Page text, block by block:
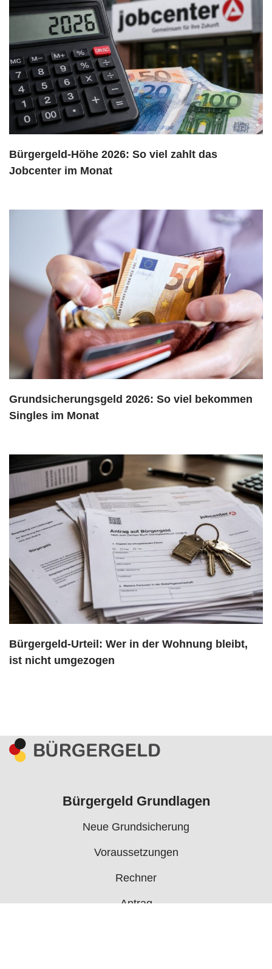
Bürgergeld-Höhe 2026: So viel zahlt das
Jobcenter im Monat
Grundsicherungsgeld 2026: So viel bekommen
Singles im Monat
Bürgergeld-Urteil: Wer in der Wohnung bleibt,
ist nicht umgezogen
Bürgergeld Grundlagen
Neue Grundsicherung
Voraussetzungen
Rechner
Antrag